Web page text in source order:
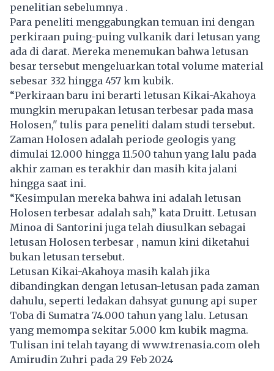
penelitian sebelumnya .
Para peneliti menggabungkan temuan ini dengan
perkiraan puing-puing vulkanik dari letusan yang
ada di darat. Mereka menemukan bahwa letusan
besar tersebut mengeluarkan total volume material
sebesar 332 hingga 457 km kubik.
“Perkiraan baru ini berarti letusan Kikai-Akahoya
mungkin merupakan letusan terbesar pada masa
Holosen," tulis para peneliti dalam studi tersebut.
Zaman Holosen adalah periode geologis yang
dimulai 12.000 hingga 11.500 tahun yang lalu pada
akhir zaman es terakhir dan masih kita jalani
hingga saat ini.
“Kesimpulan mereka bahwa ini adalah letusan
Holosen terbesar adalah sah,” kata Druitt. Letusan
Minoa di Santorini juga telah diusulkan sebagai
letusan Holosen terbesar , namun kini diketahui
bukan letusan tersebut.
Letusan Kikai-Akahoya masih kalah jika
dibandingkan dengan letusan-letusan pada zaman
dahulu, seperti ledakan dahsyat gunung api super
Toba di Sumatra 74.000 tahun yang lalu. Letusan
yang memompa sekitar 5.000 km kubik magma.
Tulisan ini telah tayang di www.trenasia.com oleh
Amirudin Zuhri pada 29 Feb 2024